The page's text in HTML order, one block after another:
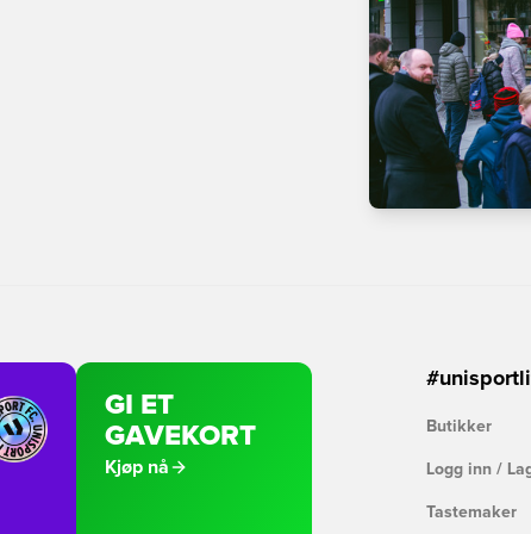
GI ET
GAVEKORT
Kjøp nå
Butikker
Logg inn /
Tastemaker